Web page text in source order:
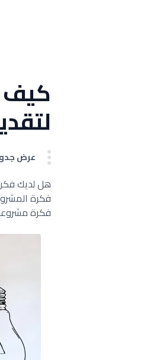
عرض
هل لديك
فكرة